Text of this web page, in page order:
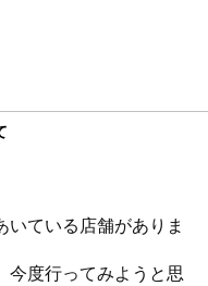
いている店舗がありま
今度行ってみようと思